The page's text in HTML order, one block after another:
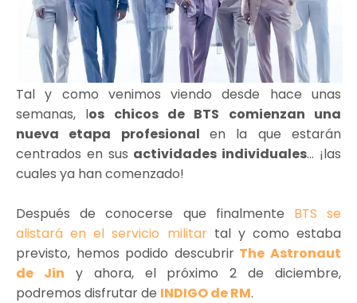
Tal y como venimos viendo desde hace unas
semanas, los chicos de BTS comienzan una
nueva etapa profesional en la que estarán
centrados en sus actividades individuales... ¡las
cuales ya han comenzado!
Después de conocerse que finalmente BTS se
alistará en el servicio militartal y como estaba
previsto, hemos podido descubrir The Astronaut
de Jin y ahora, el próximo 2 de diciembre,
podremos disfrutar de INDIGO de RM.